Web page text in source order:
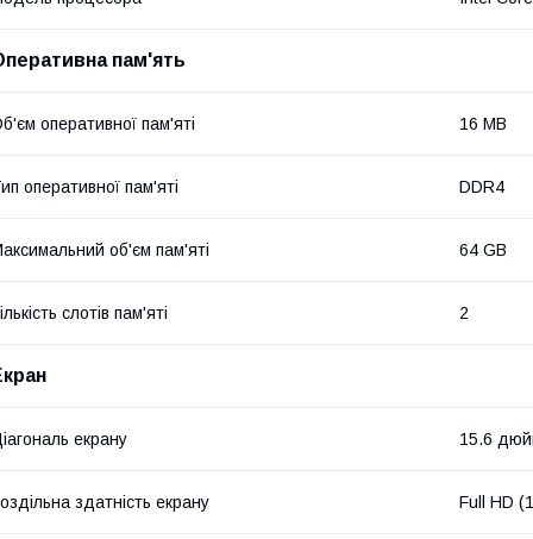
пам'ять
оперативної пам'яті 16 MB
оперативної пам'яті DDR4
об'єм пам'яті 64 GB
слотів пам'яті 2
екрану 15.6
здатність екрану Full HD